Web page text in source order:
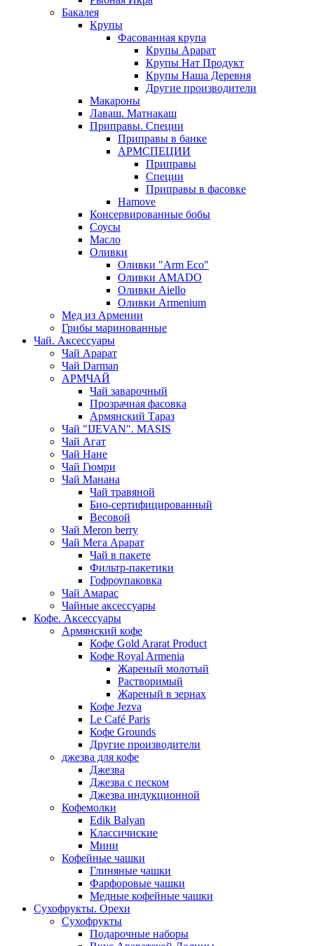
Бакалея
Крупы
Фасованная крупа
Крупы Арарат
Крупы Нат Продукт
Крупы Наша Деревня
Другие производители
Макароны
Лаваш. Матнакаш
Приправы. Специи
Приправы в банке
АРМСПЕЦИИ
Приправы
Специи
Приправы в фасовке
Hamove
Консервированные бобы
Соусы
Масло
Оливки
Оливки "Arm Eco"
Оливки AMADO
Оливки Aiello
Оливки Armenium
Мед из Армении
Грибы маринованные
Чай. Аксессуары
Чай Арарат
Чай Darman
АРМЧАЙ
Чай заварочный
Прозрачная фасовка
Армянский Тараз
Чай "IJEVAN". MASIS
Чай Агат
Чай Нане
Чай Гюмри
Чай Манана
Чай травяной
Био-сертифицированный
Весовой
Чай Meron berry
Чай Мега Арарат
Чай в пакете
Фильтр-пакетики
Гофроупаковка
Чай Амарас
Чайные аксессуары
Кофе. Аксессуары
Армянский кофе
Кофе Gold Ararat Product
Кофе Royal Armenia
Жареный молотый
Растворимый
Жареный в зернах
Кофе Jezva
Le Café Paris
Кофе Grounds
Другие производители
джезва для кофе
Джезва
Джезва с песком
Джезва индукционной
Кофемолки
Edik Balyan
Классичиские
Мини
Кофейные чашки
Глиняные чашки
Фарфоровые чашки
Медные кофейные чашки
Сухофрукты. Орехи
Сухофрукты
Подарочные наборы